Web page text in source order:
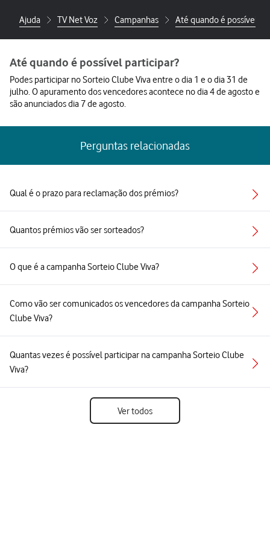
Ajuda TV Net Voz Campanhas Até quando é possível
Até quando é possível participar?
Podes participar no Sorteio Clube Viva entre o dia 1 e o dia 31 de
julho. O apuramento dos vencedores acontece no dia 4 de agosto e
são anunciados dia 7 de agosto.
Perguntas relacionadas
Qual é o prazo para reclamação dos prémios?
Quantos prémios vão ser sorteados?
O que é a campanha Sorteio Clube Viva?
Como vão ser comunicados os vencedores da campanha Sorteio
Clube Viva?
Quantas vezes é possível participar na campanha Sorteio Clube
Viva?
Ver todos